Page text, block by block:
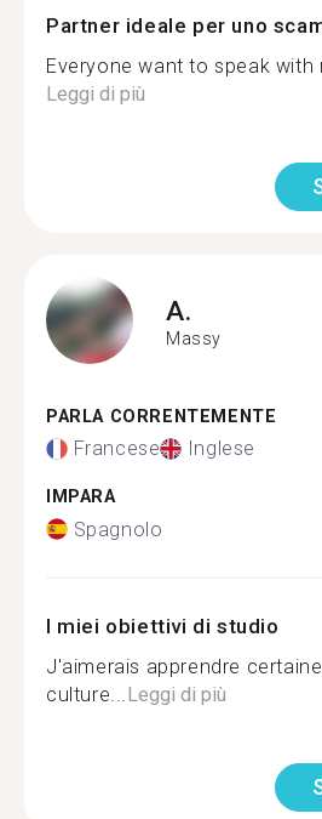
Partner ideale per uno
Everyone want to speak with
Leggi di più
A.
Massy
PARLA CORRENTEMENTE
Francese Inglese
IMPARA
Spagnolo
I miei obiettivi di studio
J'aimerais apprendre
culture... Leggi di più